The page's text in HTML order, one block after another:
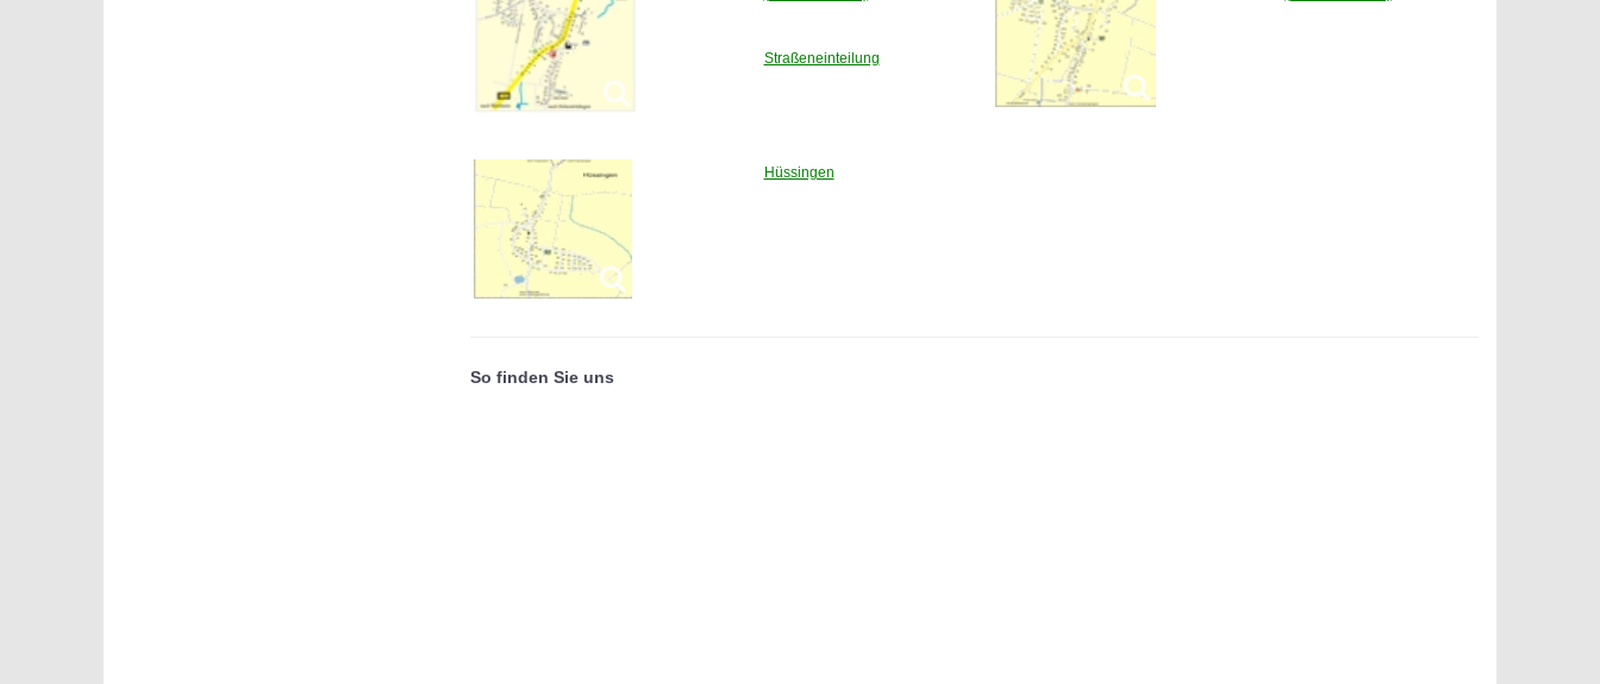
Straßeneinteilung
Hüssingen
So finden Sie uns